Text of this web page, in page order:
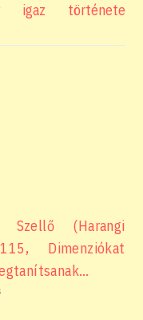
igaz története
Szellő (Harangi
Dimenziókat